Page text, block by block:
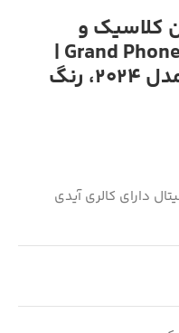
کلاسیک و
ایستاده مدل گرندفون Grand Phone |
تلفن ایستاده کلاسیک مدل 2024، رنگ
دارای کالری آیدی